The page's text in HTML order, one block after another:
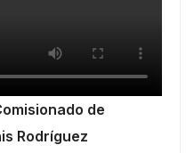
de
Rodríguez